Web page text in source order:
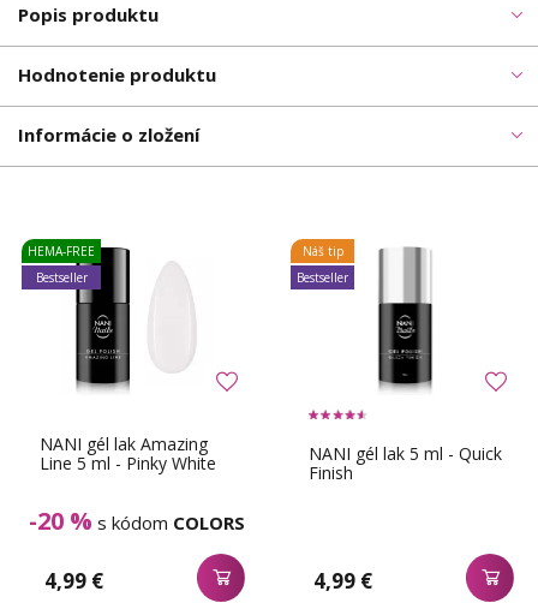
Popis produktu
Hodnotenie produktu
Informácie o zložení
NANI gél lak Amazing
Line 5 ml - Pinky White
-20 % s kódom COLORS
4,99 €
HEMA-FREE
Bestseller
NANI gél lak 5 ml - Quick
Finish
4,99 €
Náš tip
Bestseller